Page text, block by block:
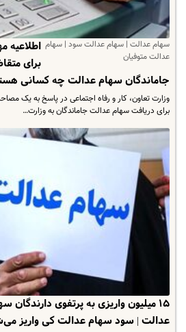
سهام عدالت | سهام عدالت سود | سهام
عدالت متوفیان
اطلاعیه
برای
جاماندگان سهام عدالت چه کسانی
وزارت تعاون، کار و رفاه اجتماعی در پاسخ به یک
برای دریافت سهام عدالت جاماندگان به وزارت…
۱۵ میلیون واریزی به پرتفوی دارندگان
عدالت | سود سهام عدالت کی واریز